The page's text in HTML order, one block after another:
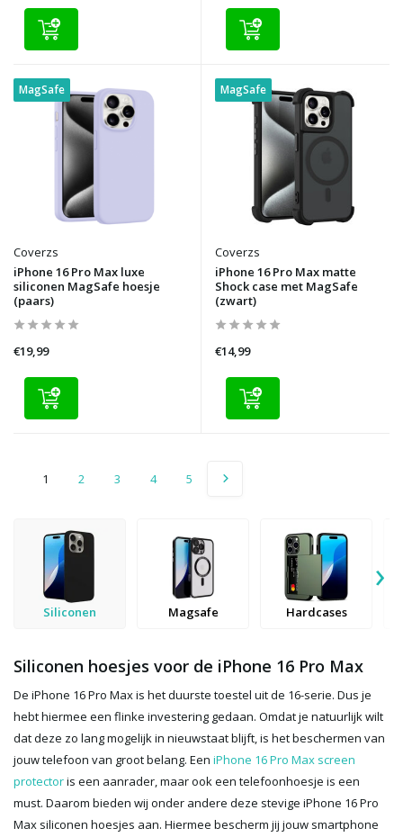
MagSafe
Coverzs
iPhone 16 Pro Max luxe
siliconen MagSafe hoesje
(paars)
€19,99
MagSafe
Coverzs
iPhone 16 Pro Max matte
Shock case met MagSafe
(zwart)
€14,99
1 2 3 4 5
Siliconen Magsafe Hardcases
›
Siliconen hoesjes voor de iPhone 16 Pro Max
De iPhone 16 Pro Max is het duurste toestel uit de 16-serie. Dus je
hebt hiermee een flinke investering gedaan. Omdat je natuurlijk wilt
dat deze zo lang mogelijk in nieuwstaat blijft, is het beschermen van
jouw telefoon van groot belang. Een iPhone 16 Pro Max screen
protectoris een aanrader, maar ook een telefoonhoesje is een
must. Daarom bieden wij onder andere deze stevige iPhone 16 Pro
Max siliconen hoesjes aan. Hiermee bescherm jij jouw smartphone